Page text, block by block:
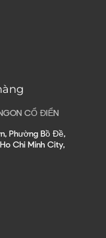
CỔ ĐIỂN
Phường Bồ Đề,
Chi Minh City,